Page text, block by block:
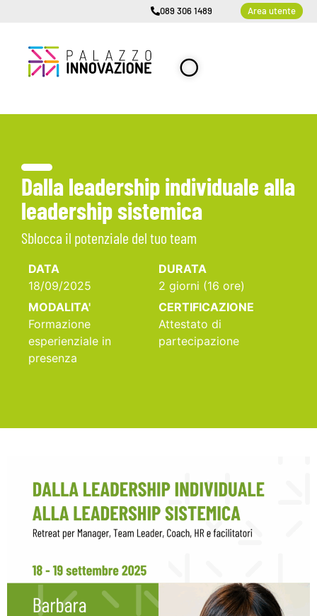
089 306 1489 Area utente
Dalla leadership individuale alla
leadership sistemica
Sblocca il potenziale del tuo team
DATA
18/09/2025
DURATA
2 giorni (16 ore)
MODALITA'
Formazione
esperienziale in
presenza
CERTIFICAZIONE
Attestato di
partecipazione